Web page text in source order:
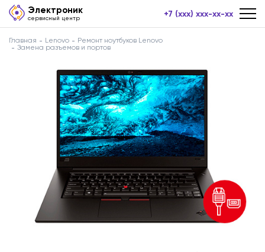
Электроник
сервисный центр +7 (xxx) xxx-xx-xx
Главная Lenovo
Ремонт ноутбуков Lenovo
Замена разъемов и портов